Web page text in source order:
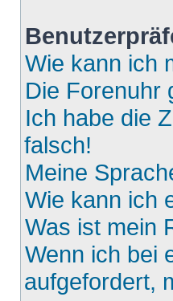
Wie kann ich
Die Forenuhr
Ich habe die
falsch!
Meine
Wie kann ich
Was ist mein
Wenn ich bei
aufgefordert,